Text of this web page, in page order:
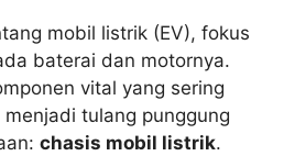
mobil listrik (EV), fokus
baterai dan motornya.
vital yang sering
tulang punggung
chasis mobil listrik.